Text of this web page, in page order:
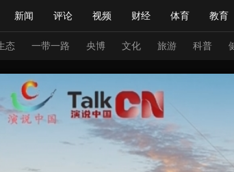
新闻 评论 视频 财经 体育 教育
+ 中国领导人 央视快评 习式妙语 热解读
全 节目单 听音 微视频 主持人 下载
English Монгол
态 一带一路 央博 文化 旅游 科普
络春晚 共产党员网 秧纪录
军事 科技 法治